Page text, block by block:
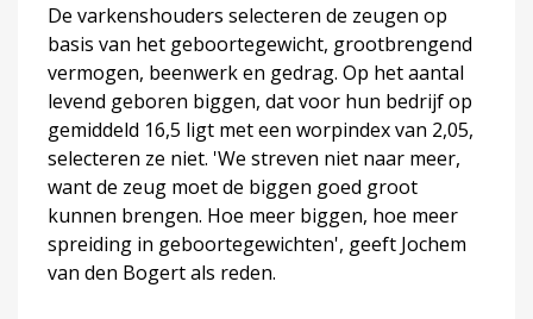
De varkenshouders selecteren de zeugen op
basis van het geboortegewicht, grootbrengend
vermogen, beenwerk en gedrag. Op het aantal
levend geboren biggen, dat voor hun bedrijf op
gemiddeld 16,5 ligt met een worpindex van 2,05,
selecteren ze niet. 'We streven niet naar meer,
want de zeug moet de biggen goed groot
kunnen brengen. Hoe meer biggen, hoe meer
spreiding in geboortegewichten', geeft Jochem
van den Bogert als reden.